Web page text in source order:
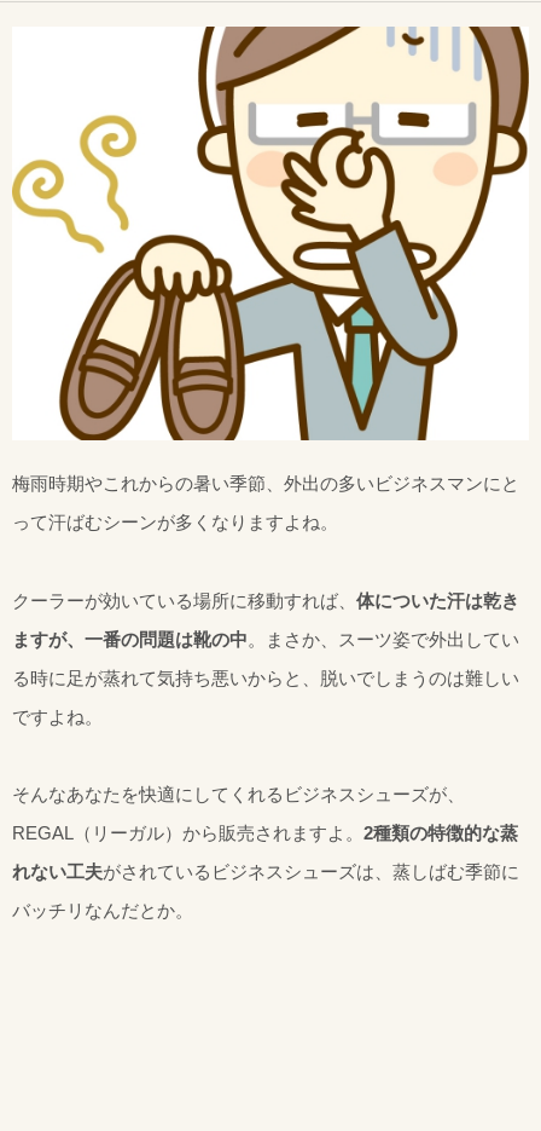
梅雨時期やこれからの暑い季節、外出の多いビジネスマンにと
って汗ばむシーンが多くなりますよね。
クーラーが効いている場所に移動すれば、 体についた汗は乾き
ますが、一番の問題は靴の中。まさか、スーツ姿で外出してい
る時に足が蒸れて気持ち悪いからと、脱いでしまうのは難しい
ですよね。
そんなあなたを快適にしてくれるビジネスシューズが、
REGAL（リーガル）から販売されますよ。 2種類の特徴的な蒸
れない工夫がされているビジネスシューズは、蒸しばむ季節に
バッチリなんだとか。